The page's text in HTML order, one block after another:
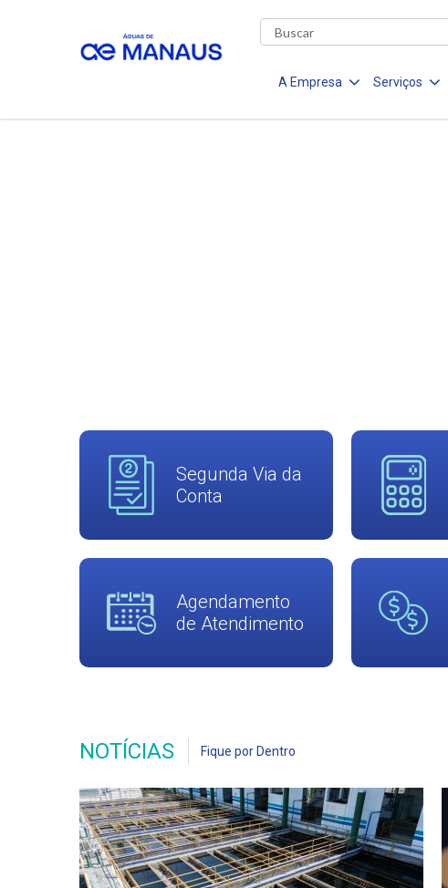
A Empresa Serviços
Segunda Via da
Conta
Agendamento
de Atendimento
NOTÍCIAS Fique por Dentro